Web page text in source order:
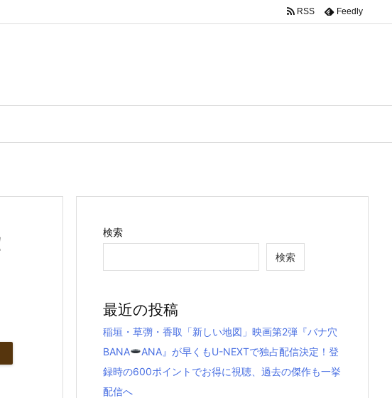
RSS Feedly
検索
検索
最近の投稿
稲垣・草彅・香取「新しい地図」映画第2弾『バナ穴
BANA
ANA』が早くもU-NEXTで独占配信決定！登
録時の600ポイントでお得に視聴、過去の傑作も一挙
配信へ